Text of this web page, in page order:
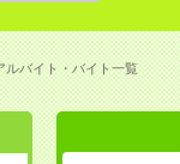
ルバイト・バイト一覧